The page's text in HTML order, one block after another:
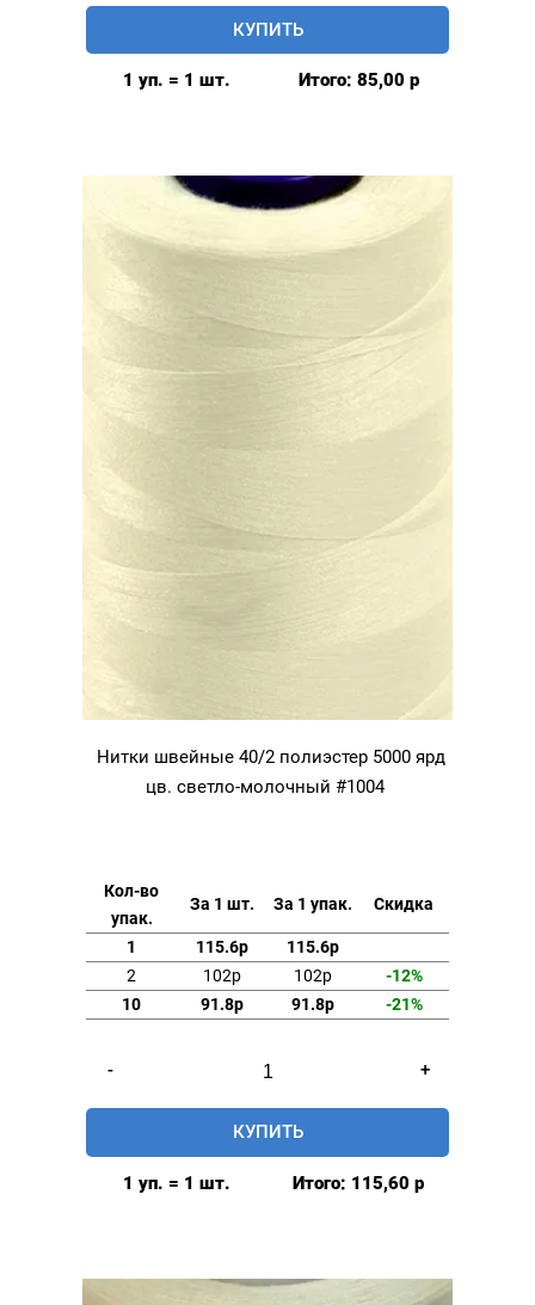
Нитки
швейные
КУПИТЬ
1 уп. = 1 шт. Итого: 85,00 р
Нитки швейные 40/2 полиэстер 5000 ярд
цв. светло-молочный #1004
Кол-во
упак.
За 1 шт. За 1 упак. Скидка
1 115.6р
115.6р
2
102р 102р
-12%
10
91.8р 91.8р -21%
-
товара
Нитки
швейные
цв.
+
КУПИТЬ
1 уп. = 1 шт. Итого: 115,60 р